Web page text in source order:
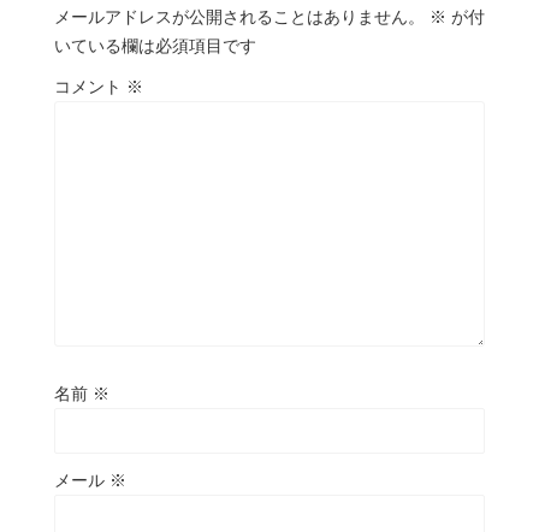
メールアドレスが公開されることはありません。 ※ が付
いている欄は必須項目です
コメント ※
名前 ※
メール ※